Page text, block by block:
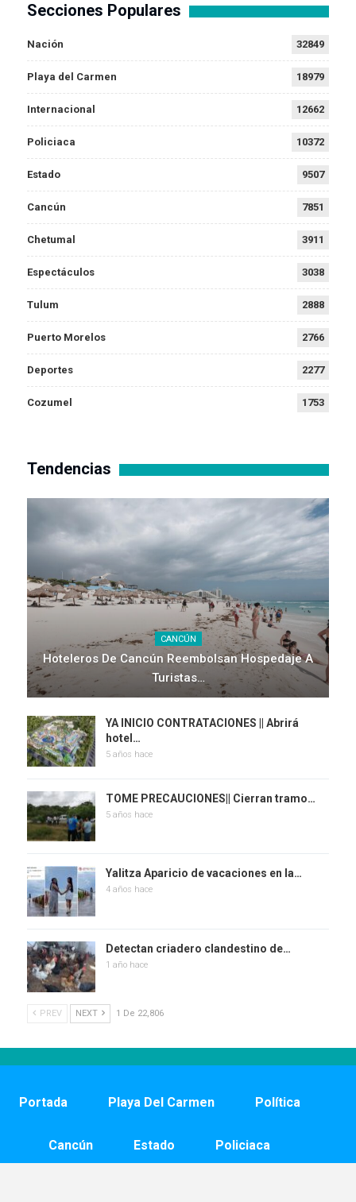
Secciones Populares
Nación 32849
Playa del Carmen 18979
Internacional 12662
Policiaca 10372
Estado 9507
Cancún 7851
Chetumal 3911
Espectáculos 3038
Tulum 2888
Puerto Morelos 2766
Deportes 2277
Cozumel 1753
Tendencias
CANCÚN
Hoteleros De Cancún Reembolsan Hospedaje A
Turistas…
YA INICIO CONTRATACIONES || Abrirá
hotel…
5 años hace
TOME PRECAUCIONES|| Cierran tramo…
5 años hace
Yalitza Aparicio de vacaciones en la…
4 años hace
Detectan criadero clandestino de…
1 año hace
PREV NEXT 1 De 22,806
Portada Playa Del Carmen Política
Cancún Estado Policiaca